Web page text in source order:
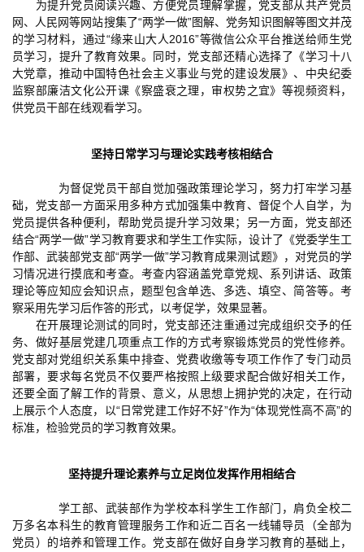
为提升党员阅读兴趣、方便党员理解掌握，党支部从共产党员
网、人民网等网站搜集了“两学一做”图解、党务知识图解等图文并茂
的学习材料，通过“缘来山大人2016”等微信公众平台推送给师生党
员学习，提升了教育效果。同时，党支部还精心选择了《学习十八
大党章，推动中国特色社会主义事业与党的建设发展》、中央纪委
监察部廉洁文化公开课《察盛衰之理，审权势之宜》等视频资料，
供党员干部在线观看学习。
坚持日常学习与理论实践考核相结合
为督促党员干部自觉加强政策理论学习，努力打牢学习基
础，党支部一方面采用多种方式加强集中教育、督促个人自学，为
党员提供各种便利，帮助党员提升学习效果；另一方面，党支部还
结合“两学一做”学习教育要求和学生工作实际，设计了《党委学生工
作部、武装部党支部“两学一做”学习教育成果测试题》，对党员的学
习情况进行摸底和考查。考查内容涵盖党章党规、系列讲话、政策
理论等应知应会知识点，题型包含单选、多选、填空、简答等。考
察采用先学习后作答的形式，以考促学，效果显著。
在开展理论测试的同时，党支部还注重通过完成组织交予的任
务、做好基层党建几项重点工作的方式考察锻炼党员的党性修养。
党支部对党组织关系集中排查、党费收缴等专项工作作了专门动员
部署，要求每名党员不仅要严格按照上级要求配合做好相关工作，
还要全面了解工作的背景、意义，从思想上拥护党的决定，在行动
上展示个人态度，以“日常党建工作好不好”作为“体现党性高不高”的
标准，检验党员的学习教育效果。
坚持提升理论素养与立足岗位发挥作用相结合
学工部、武装部作为学校本科学生工作部门，肩负全校二
万多名本科生的教育管理服务工作和近二百名一线辅导员（全部为
党员）的培养和管理工作。党支部在做好自身学习教育的基础上，